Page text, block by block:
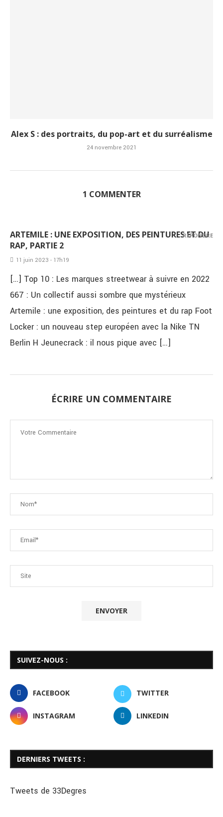
Alex S : des portraits, du pop-art et du surréalisme
24 novembre 2021
1 COMMENTER
ARTEMILE : UNE EXPOSITION, DES PEINTURES ET DU
RAP, PARTIE 2
11 juin 2023 - 17h19
[…] Top 10 : Les marques streetwear à suivre en 2022
667 : Un collectif aussi sombre que mystérieux
Artemile : une exposition, des peintures et du rap Foot
Locker : un nouveau step européen avec la Nike TN
Berlin H Jeunecrack : il nous pique avec […]
RÉPONDRE
ÉCRIRE UN COMMENTAIRE
SUIVEZ-NOUS :
FACEBOOK TWITTER
INSTAGRAM LINKEDIN
DERNIERS TWEETS :
Tweets de 33Degres